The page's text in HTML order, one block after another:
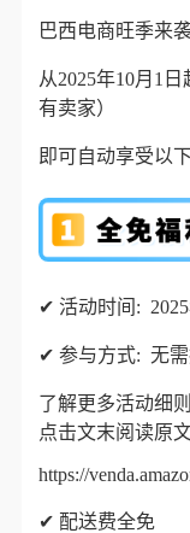
巴西电商旺季来
从2025年10月1
有卖家）
即可自动享受以
✔ 活动时间:
✔ 参与方式: 无
了解更多活动细
点击文末阅读原文
https://
✔ 配送费全免